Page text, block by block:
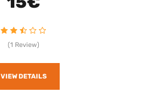
(1 Review)
VIEW DETAILS